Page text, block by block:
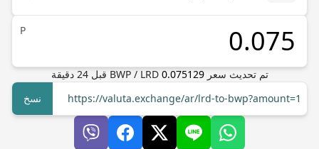
P
تم تحديث سعر BWP/ LRD 0.075129 قبل24 دقيقة
https://valuta.exchange/ar/lrd-to-bwp?amount=1
نسخ